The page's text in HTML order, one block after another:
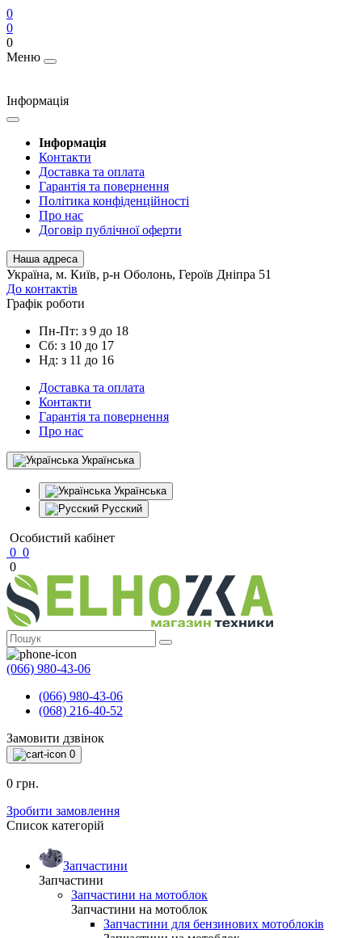
0
0
0
Меню
Інформація
Інформація
Контакти
Доставка та оплата
Гарантія та повернення
Політика конфіденційності
Про нас
Договір публічної оферти
Наша адреса
Українa, м. Київ, р-н Оболонь, Героїв Дніпра 51
До контактів
Графік роботи
Пн-Пт: з 9 до 18
Сб: з 10 до 17
Нд: з 11 до 16
Доставка та оплата
Контакти
Гарантія та повернення
Про нас
Українська
Українська
Русский
Особистий кабінет
0 0
0
(066) 980-43-06
(066) 980-43-06
(068) 216-40-52
Замовити дзвінок
0
0 грн.
Зробити замовлення
Список категорій
Запчастини
Запчастини
Запчастини на мотоблок
Запчастини на мотоблок
Запчастини для бензинових мотоблоків